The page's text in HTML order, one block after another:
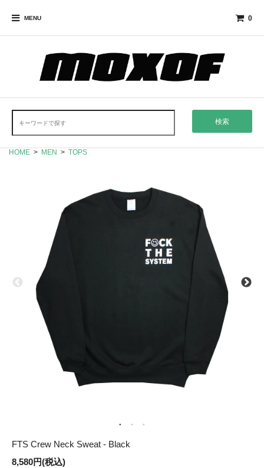
MENU 0
検索
HOME > MEN > TOPS
FTS Crew Neck Sweat - Black
8,580円(税込)